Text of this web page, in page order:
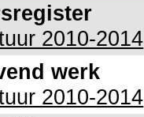
2010-2014
werk
2010-2014